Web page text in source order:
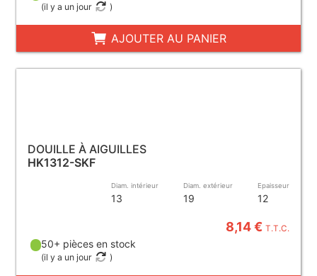
(il y a un jour )
AJOUTER AU PANIER
DOUILLE À AIGUILLES
HK1312-SKF
Diam. intérieur
13
Diam. extérieur
19
Epaisseur
12
8,14 €T.T.C.
50+ pièces en stock
(il y a un jour )